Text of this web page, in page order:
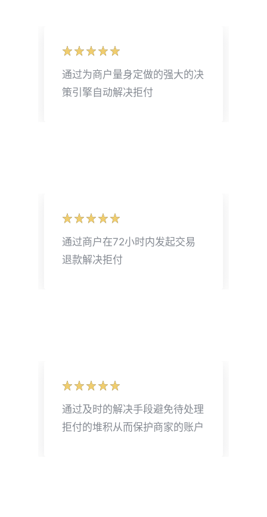
通过为商户量身定做的强大的决
策引擎自动解决拒付
通过商户在72小时内发起交易
退款解决拒付
通过及时的解决手段避免待处理
拒付的堆积从而保护商家的账户